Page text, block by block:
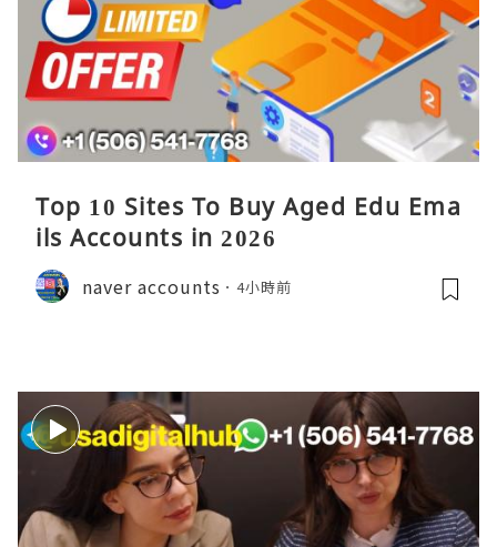
Top 10 Sites To Buy Aged Edu Ema
ils Accounts in 2026
naver accounts 4小時前